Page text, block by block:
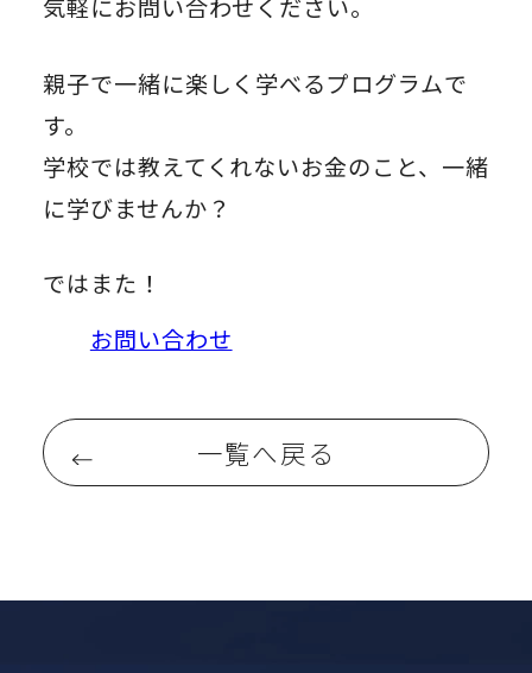
気軽にお問い合わせください。
親子で一緒に楽しく学べるプログラムで
す。
学校では教えてくれないお金のこと、一緒
に学びませんか？
ではまた！
お問い合わせ
一覧へ戻る